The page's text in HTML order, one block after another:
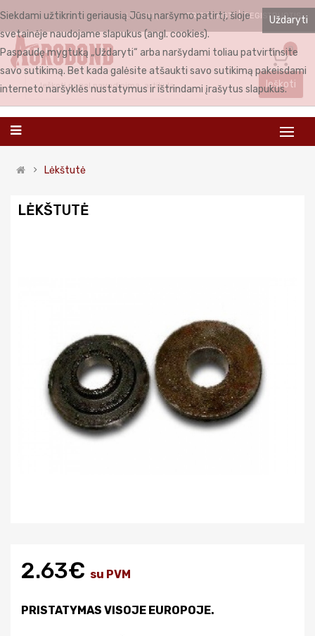
LIETUVIŲ PRISIJUNGTI REGISTRUOTIS
0
Ieškoti
Lėkštutė
LĖKŠTUTĖ
2.63€ su PVM
PRISTATYMAS VISOJE EUROPOJE.
Uždaryti
Siekdami užtikrinti geriausią Jūsų naršymo patirtį, šioje
svetainėje naudojame slapukus (angl. cookies).
Paspaudę mygtuką „Uždaryti“ arba naršydami toliau patvirtinsite
savo sutikimą. Bet kada galėsite atšaukti savo sutikimą pakeisdami
interneto naršyklės nustatymus ir ištrindami įrašytus slapukus.